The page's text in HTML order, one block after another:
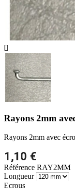

Rayons 2mm
Rayons 2mm avec
1,10 €
Référence RAY2MM
Longueur
Ecrous